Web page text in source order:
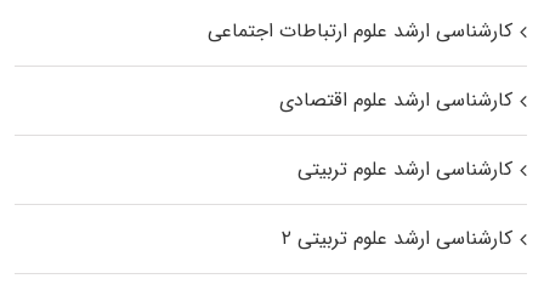
کارشناسی ارشد علوم ارتباطات اجتماعی
کارشناسی ارشد علوم اقتصادی
کارشناسی ارشد علوم تربیتی
کارشناسی ارشد علوم تربیتی ۲